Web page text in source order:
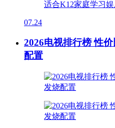
07.24
2026电视排行榜 性
配置